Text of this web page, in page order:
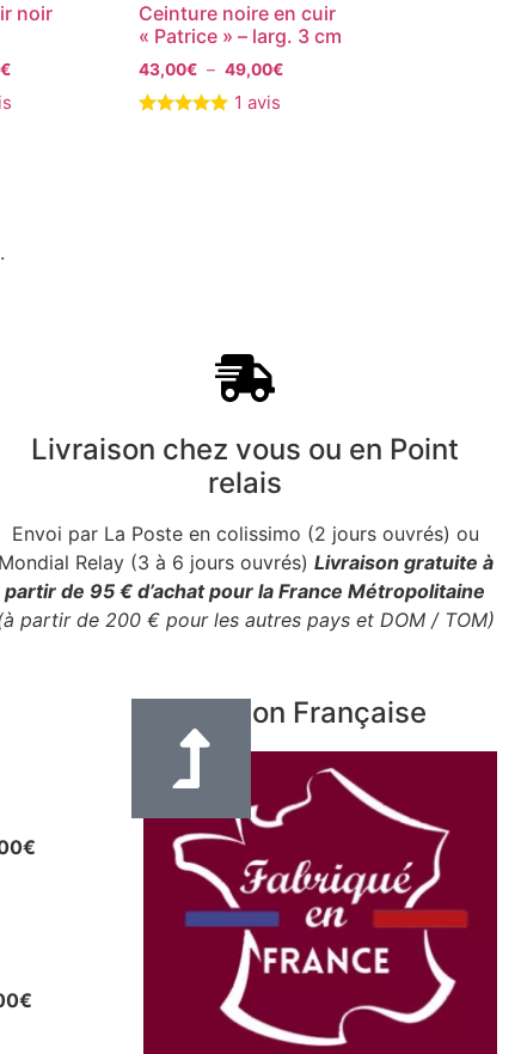
noir
€
Ceinture noire en cuir
« Patrice » – larg. 3 cm
43,00€ – 49,00€
1 avis
Livraison chez vous ou en Point
relais
Envoi par La Poste en colissimo (2 jours ouvrés) ou
Mondial Relay (3 à 6 jours ouvrés) Livraison gratuite à
partir de 95 € d’achat pour la France Métropolitaine
partir de 200 € pour les autres pays et DOM / TOM)
€
€
Fabrication Française